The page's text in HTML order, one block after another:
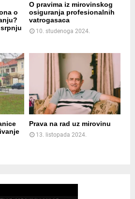
o
O pravima iz mirovinskog
osiguranja profesionalnih
vatrogasaca
10. studenoga 2024.
Prava na rad uz mirovinu
13. listopada 2024.